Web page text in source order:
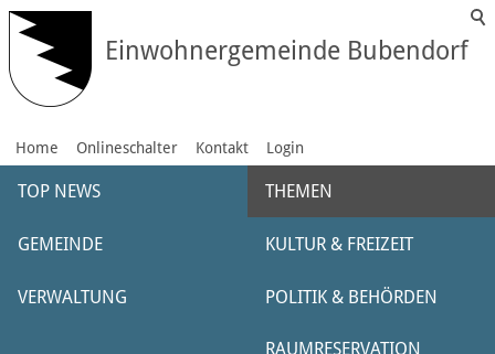
Einwohnergemeinde Bubendorf
Home Onlineschalter Kontakt Login
TOP NEWS THEMEN
GEMEINDE KULTUR & FREIZEIT
VERWALTUNG POLITIK & BEHÖRDEN
RAUMRESERVATION